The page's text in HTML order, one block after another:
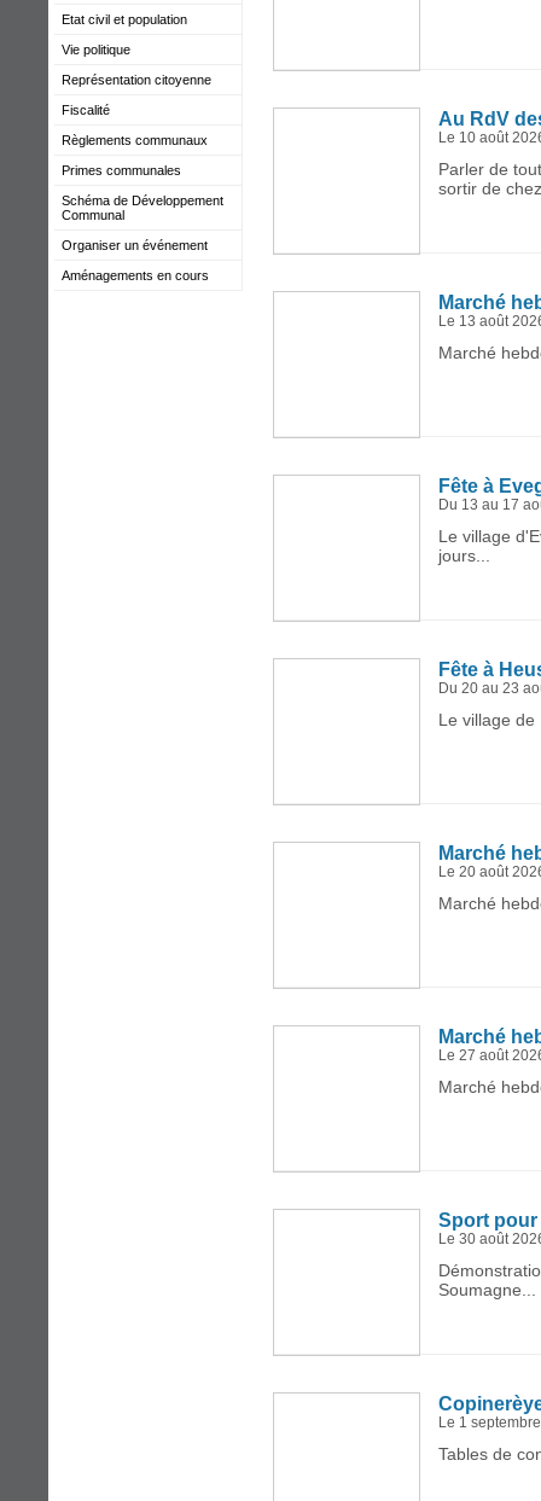
Etat civil et population
Vie politique
Représentation citoyenne
Fiscalité
Règlements communaux
Primes communales
Schéma de Développement
Communal
Organiser un événement
Aménagements en cours
Au RdV
Le 10 août
Parler de
sortir de
Marché
Le 13 août
Marché
Fête à
Du 13 au 17
Le village
jours...
Fête à
Du 20 au 23
Le village
Marché
Le 20 août
Marché
Marché
Le 27 août
Marché
Sport
Le 30 août
Soumagne...
Le 1
Tables de